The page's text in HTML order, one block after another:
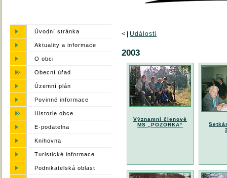
< | Události
2003
Významní členové
MS „POZORKA“
Úvodní stránka
Aktuality a informace
O obci
Obecní úřad
Územní plán
Povinné informace
Historie obce
E-podatelna
Knihovna
Turistické informace
Podnikatelská oblast